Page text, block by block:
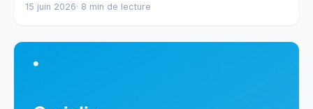
15 juin 2026· 8 min de lecture